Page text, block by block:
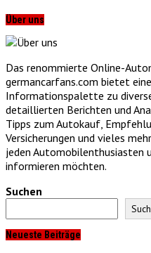
Über uns
Das renommierte Online-
germancarfans.com bietet
Informationspalette zu
detaillierten Berichten und
Tipps zum Autokauf,
Versicherungen und vieles
jeden Automobilenthusiasten
informieren möchten.
Suchen
Neueste Beiträge